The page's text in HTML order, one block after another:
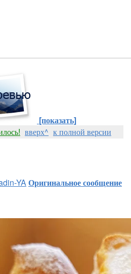
[показать]
вверх^ к полной версии
YAОригинальное сообщение